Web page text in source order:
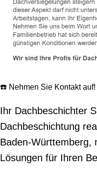
☎️ Nehmen Sie Kontakt auf!
Ihr Dachbeschichter
Dachbeschichtung
Baden-Württemberg,
Lösungen für Ihren